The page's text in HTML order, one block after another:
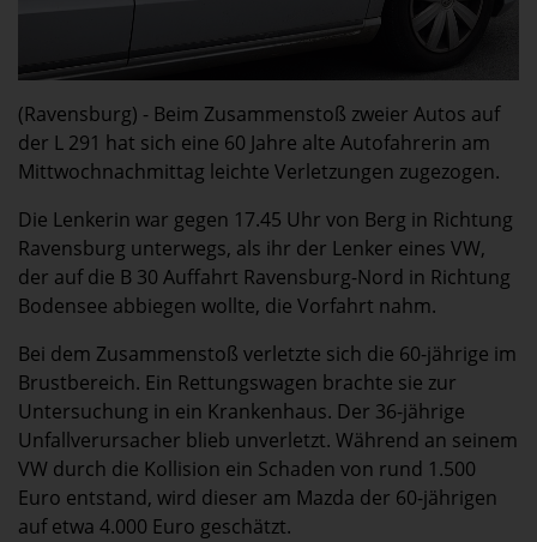
(Ravensburg) - Beim Zusammenstoß zweier Autos auf
der L 291 hat sich eine 60 Jahre alte Autofahrerin am
Mittwochnachmittag leichte Verletzungen zugezogen.
Die Lenkerin war gegen 17.45 Uhr von Berg in Richtung
Ravensburg unterwegs, als ihr der Lenker eines VW,
der auf die B 30 Auffahrt Ravensburg-Nord in Richtung
Bodensee abbiegen wollte, die Vorfahrt nahm.
Bei dem Zusammenstoß verletzte sich die 60-jährige im
Brustbereich. Ein Rettungswagen brachte sie zur
Untersuchung in ein Krankenhaus. Der 36-jährige
Unfallverursacher blieb unverletzt. Während an seinem
VW durch die Kollision ein Schaden von rund 1.500
Euro entstand, wird dieser am Mazda der 60-jährigen
auf etwa 4.000 Euro geschätzt.